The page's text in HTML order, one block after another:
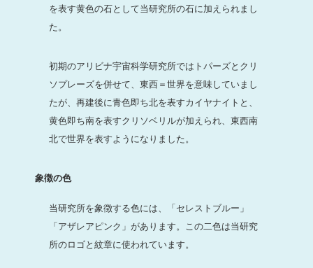
を表す黄色の石として当研究所の石に加えられまし
た。
初期のアリビナ宇宙科学研究所ではトパーズとクリ
ソプレーズを併せて、東西＝世界を意味していまし
たが、再建後に青色即ち北を表すカイヤナイトと、
黄色即ち南を表すクリソベリルが加えられ、東西南
北で世界を表すようになりました。
象徴の色
当研究所を象徴する色には、「セレストブルー」
「アザレアピンク」があります。この二色は当研究
所のロゴと紋章に使われています。